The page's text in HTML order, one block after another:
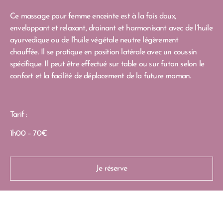
Ce massage pour femme enceinte est à la fois doux,
enveloppant et relaxant, drainant et harmonisant avec de l’huile
ayurvedique ou de l’huile végétale neutre légèrement
chauffée. Il se pratique en position latérale avec un coussin
spécifique. Il peut être effectué sur table ou sur futon selon le
confort et la facilité de déplacement de la future maman.
Tarif :
1h00 – 70€
Je réserve